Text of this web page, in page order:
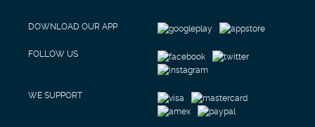
DOWNLOAD OUR APP
FOLLOW US
WE SUPPORT